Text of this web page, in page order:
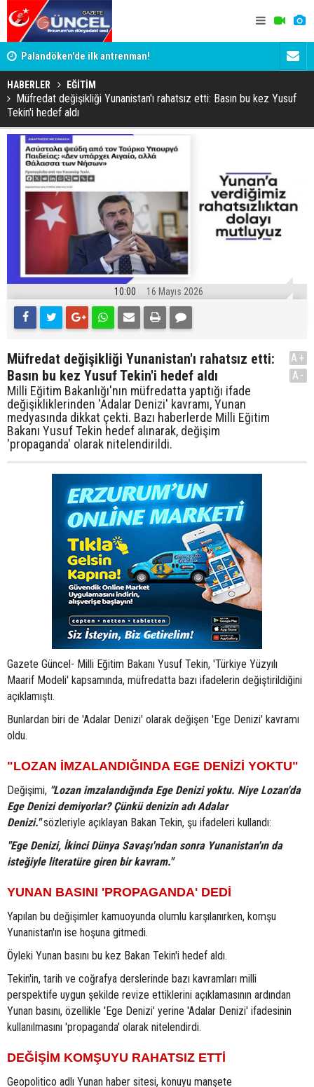
Palandöken'de ilk antrenman! Kaptan
HABERLER EĞİTİM
Müfredat değişikliği Yunanistan'ı rahatsız etti: Basın bu kez Yusuf
Tekin'i hedef aldı
10:00 16 Mayıs 2026
Müfredat değişikliği Yunanistan'ı rahatsız etti:
Basın bu kez Yusuf Tekin'i hedef aldı
Milli Eğitim Bakanlığı'nın müfredatta yaptığı ifade
değişikliklerinden 'Adalar Denizi' kavramı, Yunan
medyasında dikkat çekti. Bazı haberlerde Milli Eğitim
Bakanı Yusuf Tekin hedef alınarak, değişim
'propaganda' olarak nitelendirildi.
A+
A-
Gazete Güncel- Milli Eğitim Bakanı Yusuf Tekin, 'Türkiye Yüzyılı
Maarif Modeli' kapsamında, müfredatta bazı ifadelerin değiştirildiğini
açıklamıştı.
Bunlardan biri de 'Adalar Denizi' olarak değişen 'Ege Denizi' kavramı
oldu.
"LOZAN İMZALANDIĞINDA EGE DENİZİ YOKTU"
Değişimi, "Lozan imzalandığında Ege Denizi yoktu. Niye Lozan'da
Ege Denizi demiyorlar? Çünkü denizin adı Adalar
Denizi."sözleriyle açıklayan Bakan Tekin, şu ifadeleri kullandı:
"Ege Denizi, İkinci Dünya Savaşı'ndan sonra Yunanistan'ın da
isteğiyle literatüre giren bir kavram."
YUNAN BASINI 'PROPAGANDA' DEDİ
Yapılan bu değişimler kamuoyunda olumlu karşılanırken, komşu
Yunanistan'ın ise hoşuna gitmedi.
Öyleki Yunan basını bu kez Bakan Tekin'i hedef aldı.
Tekin'in, tarih ve coğrafya derslerinde bazı kavramları milli
perspektife uygun şekilde revize ettiklerini açıklamasının ardından
Yunan basını, özellikle 'Ege Denizi' yerine 'Adalar Denizi' ifadesinin
kullanılmasını 'propaganda' olarak nitelendirdi.
DEĞİŞİM KOMŞUYU RAHATSIZ ETTİ
Geopolitico adlı Yunan haber sitesi, konuyu manşete